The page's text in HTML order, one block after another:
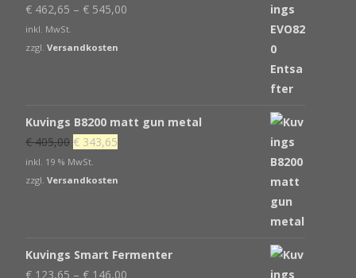
€ 462,65 – € 545,00
inkl. MwSt.
zzgl. Versandkosten
Kuvings B8200 matt gun metal
€405,00 Ursprünglicher
Preis
war:
€ 343,65
ist:
inkl. 19 % MwSt.
zzgl. Versandkosten
Kuvings Smart Fermenter
€ 123,65 – € 146,00